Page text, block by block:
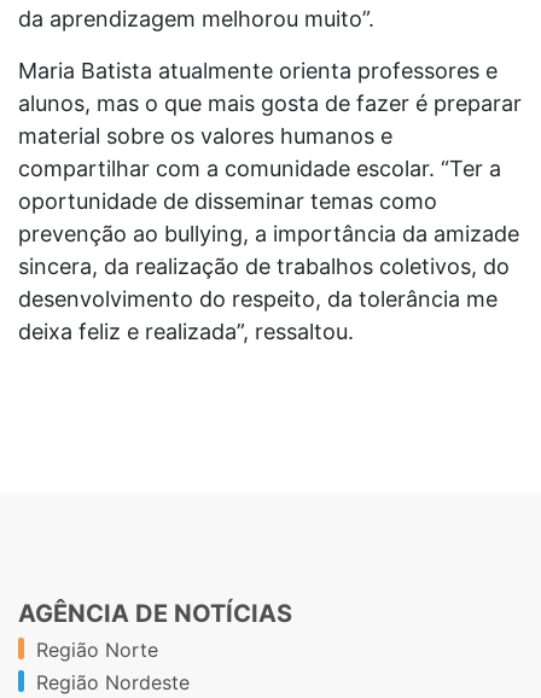
da aprendizagem melhorou muito”.
Maria Batista atualmente orienta professores e
alunos, mas o que mais gosta de fazer é preparar
material sobre os valores humanos e
compartilhar com a comunidade escolar. “Ter a
oportunidade de disseminar temas como
prevenção ao bullying, a importância da amizade
sincera, da realização de trabalhos coletivos, do
desenvolvimento do respeito, da tolerância me
deixa feliz e realizada”, ressaltou.
AGÊNCIA DE NOTÍCIAS
Região Norte
Região Nordeste